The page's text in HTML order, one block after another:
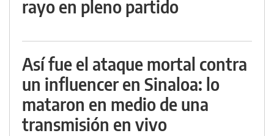
rayo en pleno partido
Así fue el ataque mortal contra
un influencer en Sinaloa: lo
mataron en medio de una
transmisión en vivo